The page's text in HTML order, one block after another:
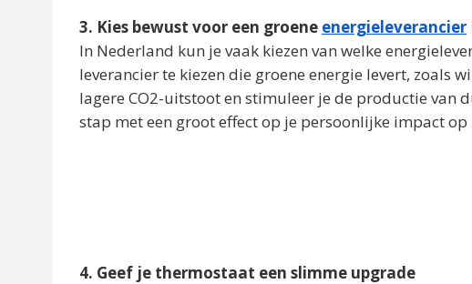
3. Kies bewust voor een groene energieleverancier
In Nederland kun je vaak kiezen van welke
leverancier te kiezen die groene energie levert, zoals
lagere CO2-uitstoot en stimuleer je de productie van
stap met een groot effect op je persoonlijke impact
4. Geef je thermostaat een slimme upgrade